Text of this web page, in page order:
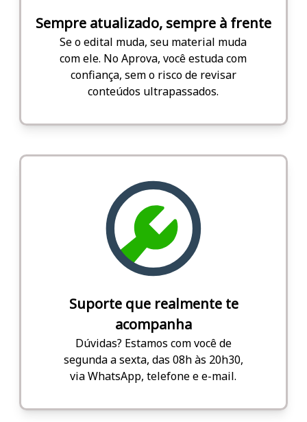
Sempre atualizado, sempre à frente
Se o edital muda, seu material muda
com ele. No Aprova, você estuda com
confiança, sem o risco de revisar
conteúdos ultrapassados.
Suporte que realmente te
acompanha
Dúvidas? Estamos com você de
segunda a sexta, das 08h às 20h30,
via WhatsApp, telefone e e-mail.